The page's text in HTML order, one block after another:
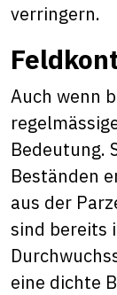
verringern.
Auch wenn
Bedeutung.
Beständen
aus der
sind bereits
eine dichte